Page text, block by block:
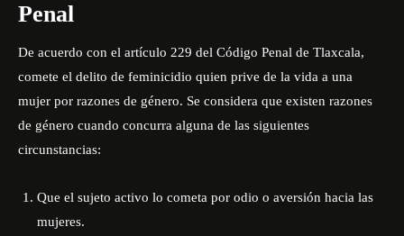
Penal
De acuerdo con el artículo 229 del Código Penal de Tlaxcala,
comete el delito de feminicidio quien prive de la vida a una
mujer por razones de género. Se considera que existen razones
de género cuando concurra alguna de las siguientes
circunstancias:
Que el sujeto activo lo cometa por odio o aversión hacia las
mujeres.